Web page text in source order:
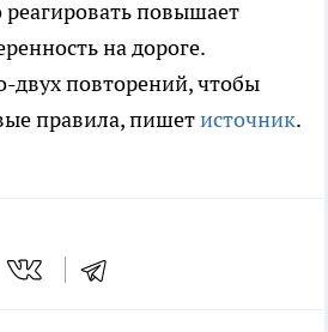
повышает
на дороге.
двух повторений, чтобы
правила, пишетисточник.